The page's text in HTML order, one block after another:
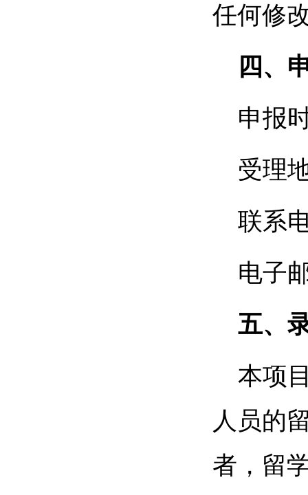
任何修
四、
申报
受理
联系
电子
五、
本项
人员的
者，留